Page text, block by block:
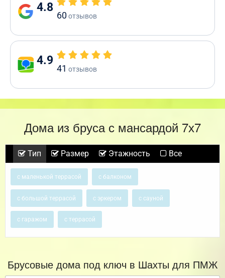
4.8
60отзывов
4.9
41 отзывов
Дома из бруса с мансардой 7х7
Тип Размер Этажность Все
с маленькой террасой с балконом
с большой террасой с эркером с сауной
с гаражом с террасой
Брусовые дома под ключ в Шахты для ПМЖ